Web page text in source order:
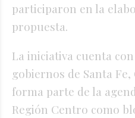
participaron en la
propuesta.
La iniciativa cuenta
gobiernos de Santa
forma parte de la
Región Centro como